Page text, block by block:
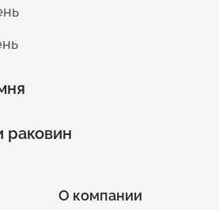
раковин
О компании